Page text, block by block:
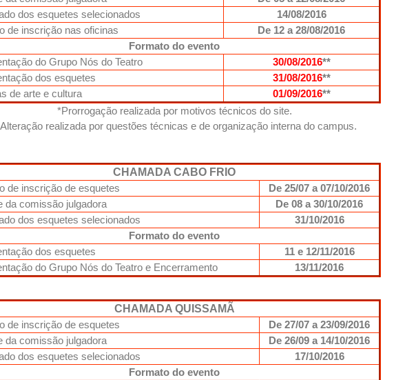
dos esquetes selecionados
14/08/2016
de inscrição nas oficinas
De 12 a 28/08/2016
Formato do evento
do Grupo Nós do Teatro
30/08/2016**
dos esquetes
31/08/2016**
de arte e cultura
01/09/2016**
*Prorrogação realizada por motivos técnicos do site.
realizada por questões técnicas e de organização interna do campus.
CHAMADA CABO FRIO
de inscrição de esquetes
De 25/07 a 07/10/2016
da comissão julgadora
De 08 a 30/10/2016
dos esquetes selecionados
31/10/2016
Formato do evento
dos esquetes
11 e 12/11/2016
do Grupo Nós do Teatro e Encerramento
13/11/2016
CHAMADA QUISSAMÃ
de inscrição de esquetes
De 27/07 a 23/09/2016
da comissão julgadora
De 26/09 a 14/10/2016
dos esquetes selecionados
17/10/2016
Formato do evento